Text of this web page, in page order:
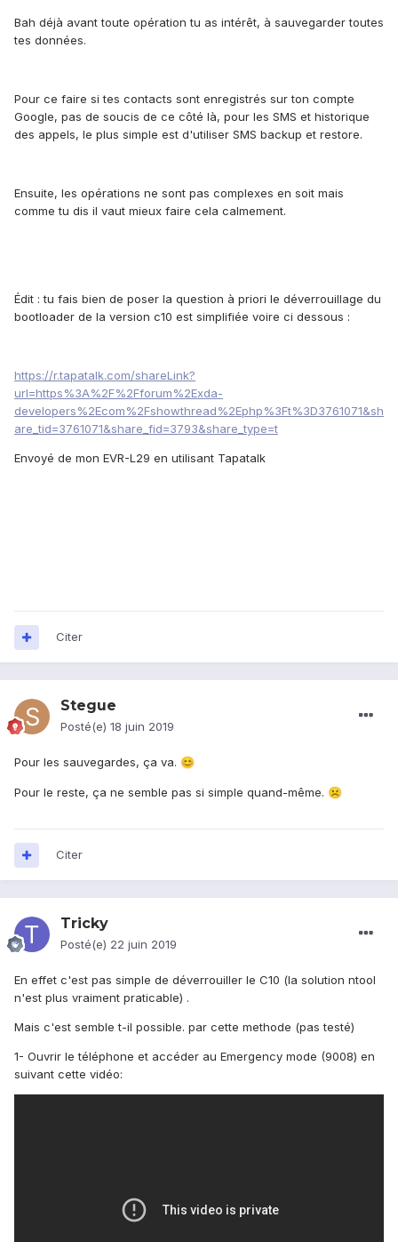
Bah déjà avant toute opération tu as intérêt, à sauvegarder toutes
tes données.
Pour ce faire si tes contacts sont enregistrés sur ton compte
Google, pas de soucis de ce côté là, pour les SMS et historique
des appels, le plus simple est d'utiliser SMS backup et restore.
Ensuite, les opérations ne sont pas complexes en soit mais
comme tu dis il vaut mieux faire cela calmement.
Édit : tu fais bien de poser la question à priori le déverrouillage du
bootloader de la version c10 est simplifiée voire ci dessous :
https://r.tapatalk.com/shareLink?
url=https%3A%2F%2Fforum%2Exda-
developers%2Ecom%2Fshowthread%2Ephp%3Ft%3D3761071&sh
are_tid=3761071&share_fid=3793&share_type=t
Envoyé de mon EVR-L29 en utilisant Tapatalk
Citer
Stegue
Posté(e) 18 juin 2019
Pour les sauvegardes, ça va. 😊
Pour le reste, ça ne semble pas si simple quand-même. ☹️
Citer
Tricky
Posté(e) 22 juin 2019
En effet c'est pas simple de déverrouiller le C10 (la solution ntool
n'est plus vraiment praticable) .
Mais c'est semble t-il possible. par cette methode (pas testé)
1- Ouvrir le téléphone et accéder au Emergency mode (9008) en
suivant cette vidéo: